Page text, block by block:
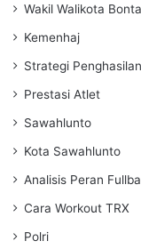
Wakil Walikota
Kemenhaj
Strategi
Prestasi Atlet
Sawahlunto
Kota Sawahlunto
Analisis Peran
Cara Workout TRX
Polri